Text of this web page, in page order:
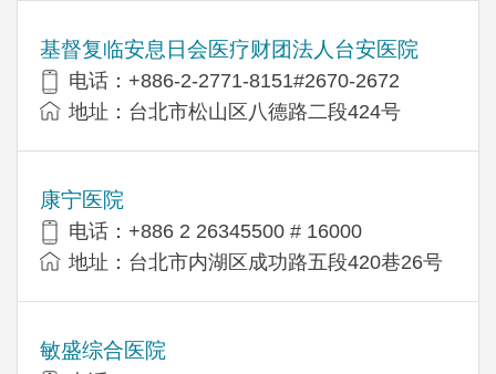
基督复临安息日会医疗财团法人台安医院
电话：+886-2-2771-8151#2670-2672
地址：台北市松山区八德路二段424号
康宁医院
电话：+886 2 26345500 # 16000
地址：台北市内湖区成功路五段420巷26号
敏盛综合医院